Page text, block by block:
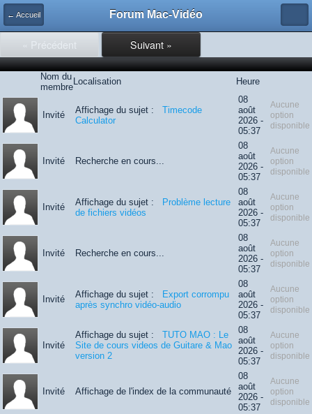
← Accueil Forum Mac-Vidéo
« Précédent Suivant »
Nom du
membre
Localisation Heure
Invité Affichage du sujet : Timecode
Calculator
08
août
2026 -
05:37
Aucune
option
disponible
Invité Recherche en cours...
08
août
2026 -
05:37
Aucune
option
disponible
Invité Affichage du sujet :
Problème lecture
de fichiers vidéos
08
août
2026 -
05:37
Aucune
option
disponible
Invité Recherche en cours...
08
août
2026 -
05:37
Aucune
option
disponible
Invité Affichage du sujet :
Export corrompu
après synchro vidéo-audio
08
août
2026 -
05:37
Aucune
option
disponible
Invité
Affichage du sujet : TUTO MAO : Le
Site de cours videos de Guitare & Mao
version 2
08
août
2026 -
05:37
Aucune
option
disponible
Invité Affichage de l'index de la communauté
08
août
2026 -
05:37
Aucune
option
disponible